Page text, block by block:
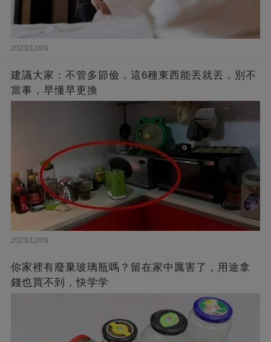
2023/12/09
建議大家：不管多節儉，這6種東西能丟就丟，別不
當事，早懂早更換
2023/12/09
你家裡有廢棄玻璃瓶嗎？留在家中厲害了，用途拿
錢也買不到，快学学